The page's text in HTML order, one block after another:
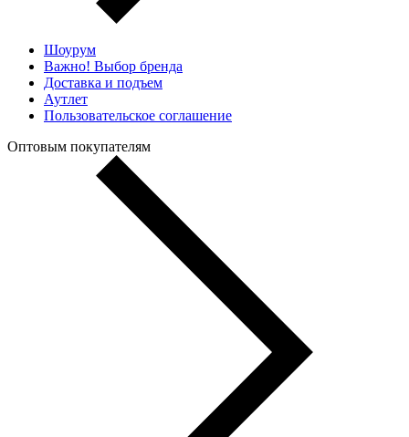
Шоурум
Важно! Выбор бренда
Доставка и подъем
Аутлет
Пользовательское соглашение
Оптовым покупателям